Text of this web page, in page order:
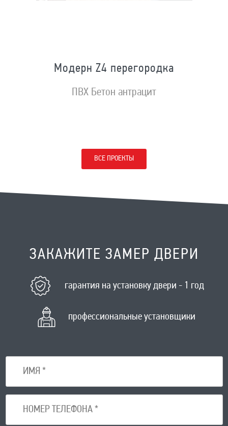
Модерн Z4 перегородка
ПВХ Бетон антрацит
ВСЕ ПРОЕКТЫ
ЗАКАЖИТЕ ЗАМЕР ДВЕРИ
гарантия на установку двери - 1 год
профессиональные установщики